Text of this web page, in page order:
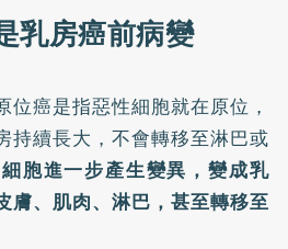
乳房癌前病變
位癌是指惡性細胞就在原位，
持續長大，不會轉移至淋巴或
胞進一步產生變異，變成乳
膚、肌肉、淋巴，甚至轉移至